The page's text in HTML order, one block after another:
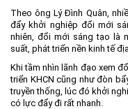
Theo ông Lý Đình Quân,
đẩy khởi nghiệp đổi mới
nhiên, đổi mới sáng tạo là
suất, phát triển nền kinh tế
Khi tầm nhìn lãnh đạo xem
triển KHCN cũng như đòn
truyền thống, lúc đó khởi
có lực đẩy đi rất nhanh.